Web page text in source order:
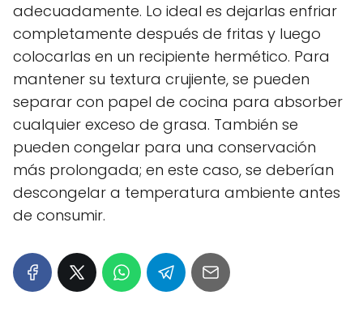
adecuadamente. Lo ideal es dejarlas enfriar
completamente después de fritas y luego
colocarlas en un recipiente hermético. Para
mantener su textura crujiente, se pueden
separar con papel de cocina para absorber
cualquier exceso de grasa. También se
pueden congelar para una conservación
más prolongada; en este caso, se deberían
descongelar a temperatura ambiente antes
de consumir.